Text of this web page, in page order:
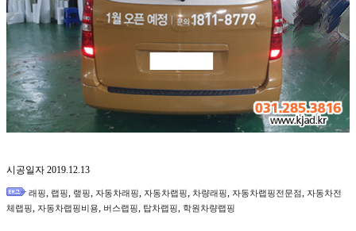
시공일자 2019.12.13
래핑 랩핑 랲핑 자동차래핑 자동차랩핑 차량래핑 자동차랩핑전문점
자동차전
체랩핑
자동차랩핑비용 버스랩핑 탑차랩핑 학원차량랩핑